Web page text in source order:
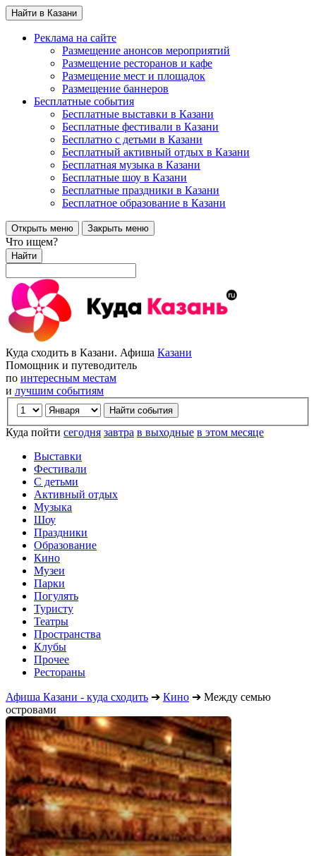
Найти в Казани
Реклама на сайте
Размещение анонсов мероприятий
Размещение ресторанов и кафе
Размещение мест и площадок
Размещение баннеров
Бесплатные события
Бесплатные выставки в Казани
Бесплатные фестивали в Казани
Бесплатно с детьми в Казани
Бесплатный активный отдых в Казани
Бесплатная музыка в Казани
Бесплатные шоу в Казани
Бесплатные праздники в Казани
Бесплатное образование в Казани
Открыть меню Закрыть меню
Что ищем?
Найти
Куда сходить в Казани. Афиша Казани
Помощник и путеводитель
по интересным местам
и лучшим событиям
Куда пойти сегодня завтра в выходные в этом месяце
Выставки
Фестивали
С детьми
Активный отдых
Музыка
Шоу
Праздники
Образование
Кино
Музеи
Парки
Погулять
Туристу
Театры
Пространства
Клубы
Прочее
Рестораны
Афиша Казани - куда сходить ➔ Кино ➔ Между семью
островами